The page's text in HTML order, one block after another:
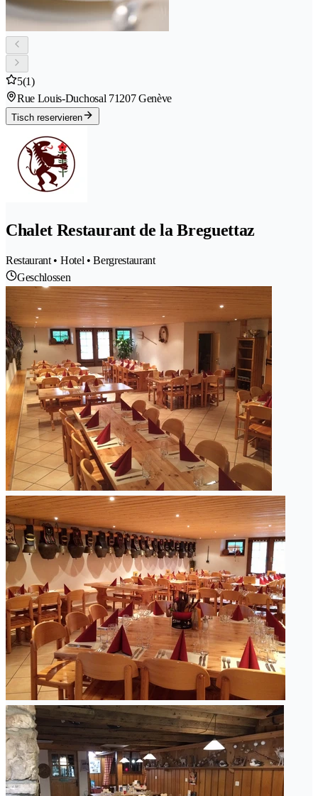
5(1)
Rue Louis-Duchosal 71207 Genève
Tisch reservieren
Chalet Restaurant de la Breguettaz
Restaurant • Hotel • Bergrestaurant
Geschlossen